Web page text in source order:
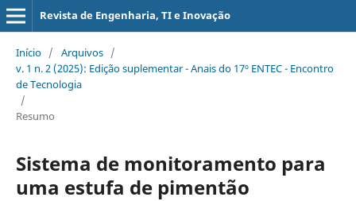
Revista de Engenharia, TI e Inovação
Início / Arquivos /
v. 1 n. 2 (2025): Edição suplementar - Anais do 17º ENTEC - Encontro
de Tecnologia
/
Resumo
Sistema de monitoramento para
uma estufa de pimentão